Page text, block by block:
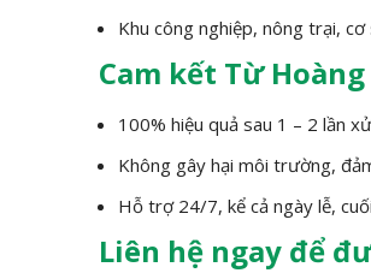
Khu công nghiệp, nông trại, cơ
Cam kết Từ
100% hiệu quả sau 1 – 2 lần
Không gây hại môi trường,
Hỗ trợ 24/7, kể cả ngày lễ,
Liên hệ ngay để